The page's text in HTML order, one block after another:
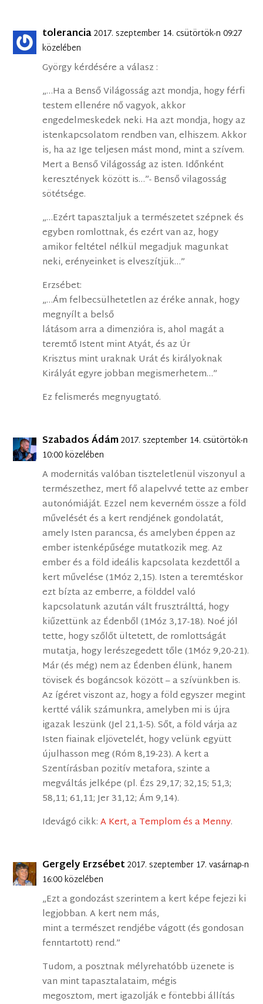
tolerancia2017. szeptember 14. csütörtök-n 09:27
közelében
György kérdésére a válasz :
„…Ha a Benső Világosság azt mondja, hogy férfi
testem ellenére nő vagyok, akkor
engedelmeskedek neki. Ha azt mondja, hogy az
istenkapcsolatom rendben van, elhiszem. Akkor
is, ha az Ige teljesen mást mond, mint a szívem.
Mert a Benső Világosság az isten. Időnként
keresztények között is…”- Benső vilagosság
sötétsége.
„…Ezért tapasztaljuk a természetet szépnek és
egyben romlottnak, és ezért van az, hogy
amikor feltétel nélkül megadjuk magunkat
neki, erényeinket is elveszítjük…”
Erzsébet:
„…Ám felbecsülhetetlen az éréke annak, hogy
megnyílt a belső
látásom arra a dimenzióra is, ahol magát a
teremtő Istent mint Atyát, és az Úr
Krisztus mint uraknak Urát és királyoknak
Királyát egyre jobban megismerhetem…”
Ez felismerés megnyugtató.
Szabados Ádám2017. szeptember 14. csütörtök-n
10:00 közelében
A modernitás valóban tiszteletlenül viszonyul a
természethez, mert fő alapelvvé tette az ember
autonómiáját. Ezzel nem keverném össze a föld
művelését és a kert rendjének gondolatát,
amely Isten parancsa, és amelyben éppen az
ember istenképűsége mutatkozik meg. Az
ember és a föld ideális kapcsolata kezdettől a
kert művelése (1Móz 2,15). Isten a teremtéskor
ezt bízta az emberre, a földdel való
kapcsolatunk azután vált frusztrálttá, hogy
kiűzettünk az Édenből (1Móz 3,17-18). Noé jól
tette, hogy szőlőt ültetett, de romlottságát
mutatja, hogy lerészegedett tőle (1Móz 9,20-21).
Már (és még) nem az Édenben élünk, hanem
tövisek és bogáncsok között – a szívünkben is.
Az ígéret viszont az, hogy a föld egyszer megint
kertté válik számunkra, amelyben mi is újra
igazak leszünk (Jel 21,1-5). Sőt, a föld várja az
Isten fiainak eljövetelét, hogy velünk együtt
újulhasson meg (Róm 8,19-23). A kert a
Szentírásban pozitív metafora, szinte a
megváltás jelképe (pl. Ézs 29,17; 32,15; 51,3;
58,11; 61,11; Jer 31,12; Ám 9,14).
Idevágó cikk:A Kert, a Templom és a Menny.
Gergely Erzsébet2017. szeptember 17. vasárnap-n
16:00 közelében
„Ezt a gondozást szerintem a kert képe fejezi ki
legjobban. A kert nem más,
mint a természet rendjébe vágott (és gondosan
fenntartott) rend.”
Tudom, a posztnak mélyrehatóbb üzenete is
van mint tapasztalataim, mégis
megosztom, mert igazolják e föntebbi állítás